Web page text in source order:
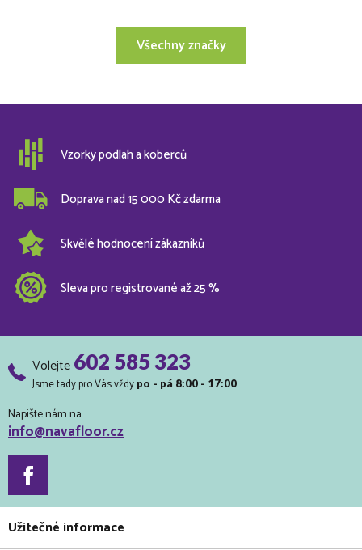
Všechny značky
Vzorky podlah a koberců
Doprava nad 15 000 Kč zdarma
Skvělé hodnocení zákazníků
Sleva pro registrované až 25 %
Volejte602 585 323
Jsme tady pro Vás vždy po - pá 8:00 - 17:00
Napište nám na
info@navafloor.cz
Užitečné informace